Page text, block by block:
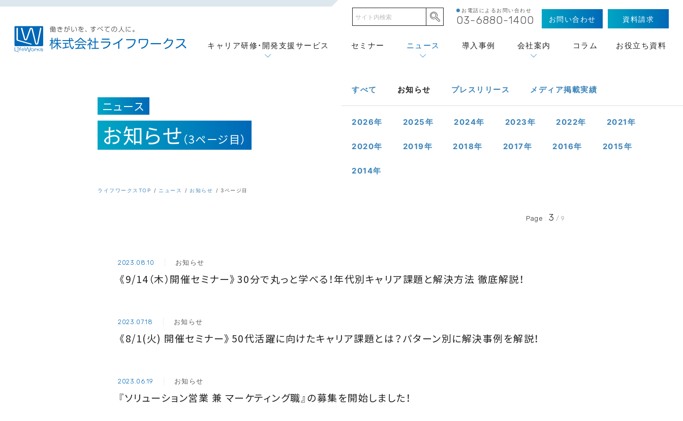
キャリア研修・開発支援サービス セミナー ニュース 導入事例 会社案内 コラム お役立ち資料
お電話によるお問い合わせ
03-6880-1400 お問い合わせ 資料請求
ニュース
お知らせ（3ページ目）
すべて お知らせ プレス リリース メディア掲載実績
2026年 2025年 2024年 2023年 2022年 2021年
2020年 2019年 2018年 2017年 2016年 2015年
2014年
ライフワークスTOP ニュース お知らせ 3ページ目
Page : 3 / 9
2023.08.10 お知らせ
《9/14（木）開催セミナー》30分で丸っと学べる！年代別キャリア課題と解決方法 徹底解説！
2023.07.18 お知らせ
《8/1(火) 開催セミナー》50代活躍に向けたキャリア課題とは？パターン別に解決事例を解説！
2023.06.19 お知らせ
『ソリューション営業 兼 マーケティング職』の募集を開始しました！